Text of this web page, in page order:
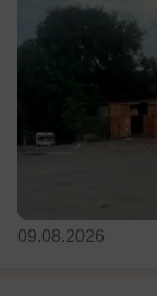
09.08.2026